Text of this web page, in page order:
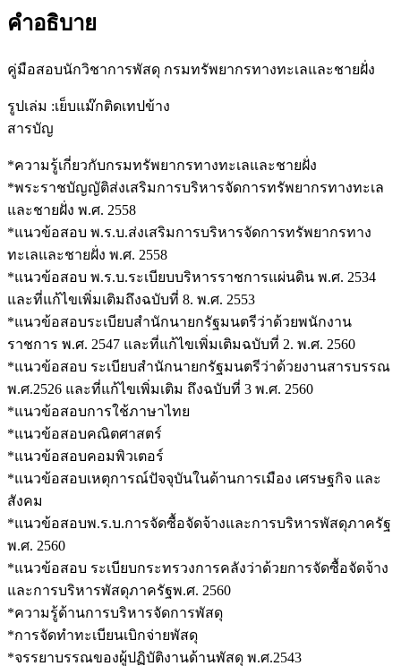
ทะเล
ชายฝั่ง
quantity
คำอธิบาย
คู่มือสอบนักวิชาการพัสดุ กรมทรัพยากรทางทะเลและชายฝั่ง
รูปเล่ม :เย็บแม๊กติดเทปข้าง
สารบัญ
*ความรู้เกี่ยวกับกรมทรัพยากรทางทะเลและชายฝั่ง
*พระราชบัญญัติส่งเสริมการบริหารจัดการทรัพยากรทางทะเล
และชายฝั่ง พ.ศ. 2558
*แนวข้อสอบ พ.ร.บ.ส่งเสริมการบริหารจัดการทรัพยากรทาง
ทะเลและชายฝั่ง พ.ศ. 2558
*แนวข้อสอบ พ.ร.บ.ระเบียบบริหารราชการแผ่นดิน พ.ศ. 2534
และที่แก้ไขเพิ่มเติมถึงฉบับที่ 8. พ.ศ. 2553
*แนวข้อสอบระเบียบสำนักนายกรัฐมนตรีว่าด้วยพนักงาน
ราชการ พ.ศ. 2547 และที่แก้ไขเพิ่มเติมฉบับที่ 2. พ.ศ. 2560
*แนวข้อสอบ ระเบียบสำนักนายกรัฐมนตรีว่าด้วยงานสารบรรณ
พ.ศ.2526 และที่แก้ไขเพิ่มเติม ถึงฉบับที่ 3 พ.ศ. 2560
*แนวข้อสอบการใช้ภาษาไทย
*แนวข้อสอบคณิตศาสตร์
*แนวข้อสอบคอมพิวเตอร์
*แนวข้อสอบเหตุการณ์ปัจจุบันในด้านการเมือง เศรษฐกิจ และ
สังคม
*แนวข้อสอบพ.ร.บ.การจัดซื้อจัดจ้างและการบริหารพัสดุภาครัฐ
พ.ศ. 2560
*แนวข้อสอบ ระเบียบกระทรวงการคลังว่าด้วยการจัดซื้อจัดจ้าง
และการบริหารพัสดุภาครัฐพ.ศ. 2560
*ความรู้ด้านการบริหารจัดการพัสดุ
*การจัดทำทะเบียนเบิกจ่ายพัสดุ
*จรรยาบรรณของผู้ปฏิบัติงานด้านพัสดุ พ.ศ.2543